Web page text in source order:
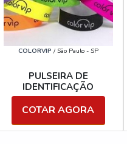
COLORVIP / São Paulo - SP
PULSEIRA DE
IDENTIFICAÇÃO
COTAR AGORA